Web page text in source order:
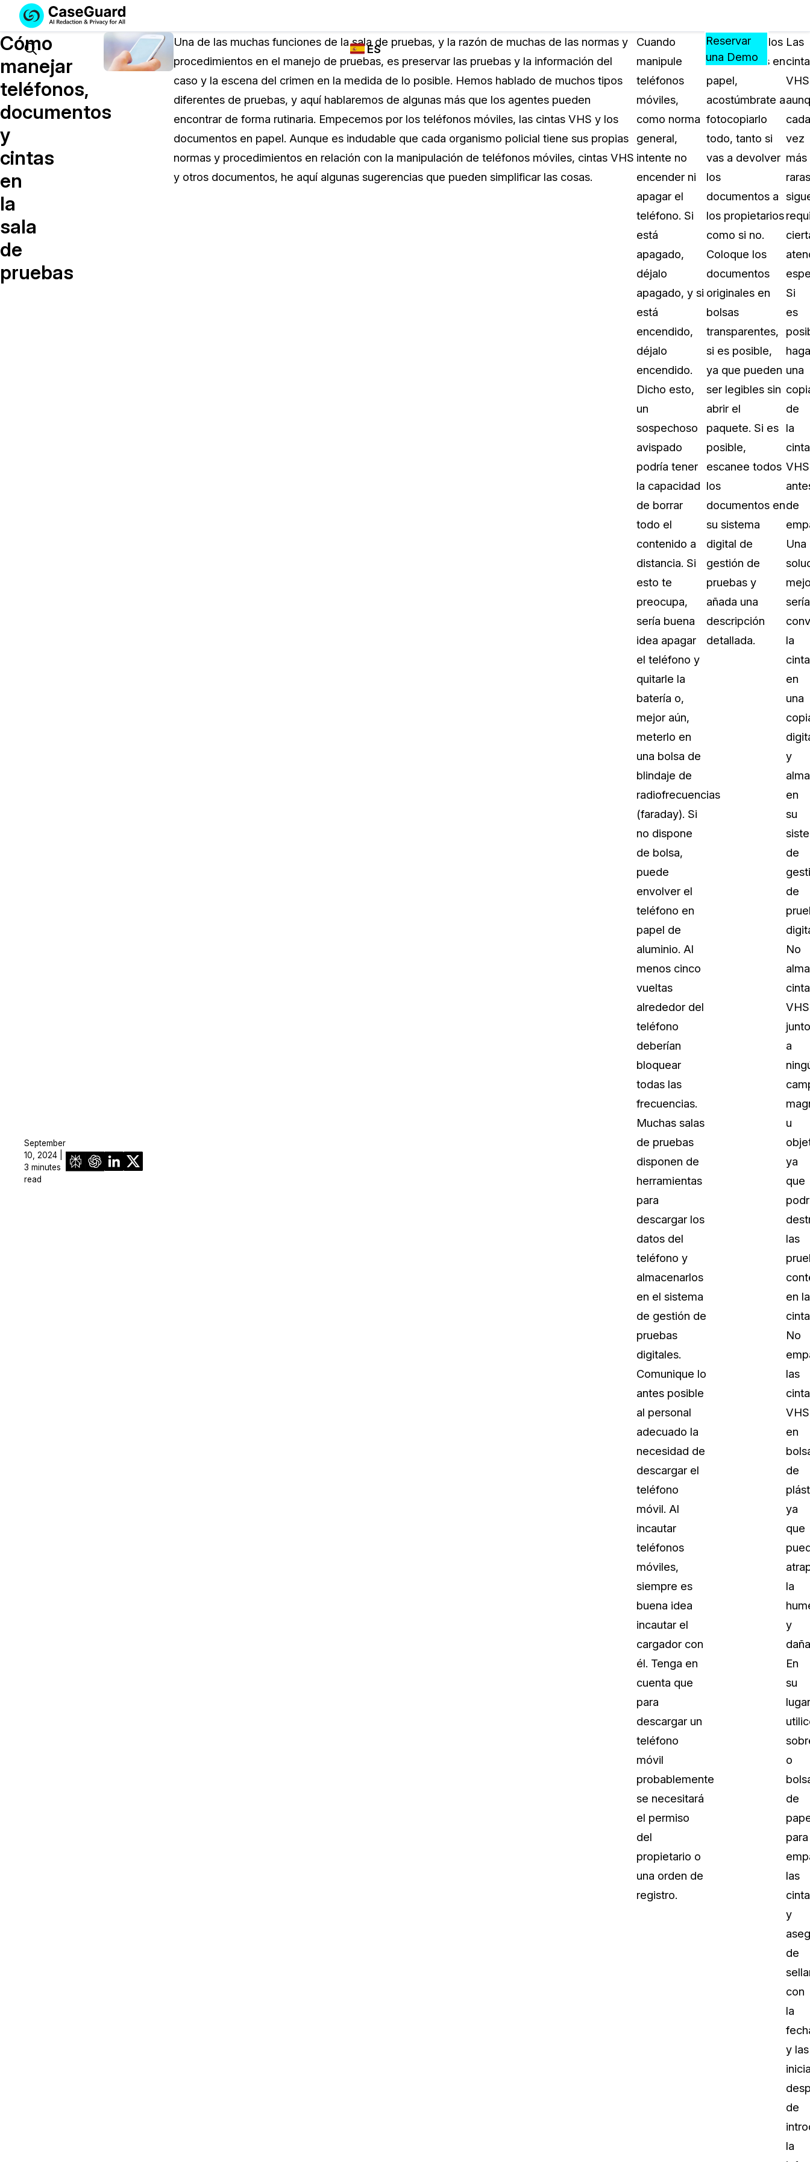
Servicios
SUSCRÍBASE
A
CASEGUARD
Soluciones
FUNCIONES DE
TRANSCRIPCIÓN
Y TRADUCCIÓN
DE CASEGUARD
Redacción de vídeos
de notas y más con un solo clic desde una
cantidad ilimitada de videos
Industrias
¿QUIÉN
CASEGUARD?
Transportación
La Atención Médica
Centros de Atención Telefónica
PreciosRecursos
APRENDA,
CONECTE
Y
CREZCA
CON
Preguntas Frecuentes
CaseGuard
Artículos
Redacte archivos de video con
algoritmo mejorado
Casos Practicos
sus necesidades de redacción
Centro de Ayuda
Obtenga respuestas a sus
CaseGuard
Videoteca
CaseGuard. Práctica nuevas
aprender
Recomendaciones
Historias sobre cómo nuestros
utilizan CaseGuard studio a diario
Sobre nosotros
Más información sobre
Trabaja con nosotros
Únase a nuestro equipo y
construir el futuro de la redacción
Póngase en contacto con nuestro
Eventos
Search
ES
Español
Reservar
una Demo
Cómo
manejar
teléfonos,
documentos
y
cintas
en
la
sala
de
pruebas
September
10, 2024 |
3 minutes
read
Una de las muchas funciones de la sala de pruebas, y la razón de muchas de las normas y
procedimientos en el manejo de pruebas, es preservar las pruebas y la información del
caso y la escena del crimen en la medida de lo posible. Hemos hablado de muchos tipos
diferentes de pruebas, y aquí hablaremos de algunas más que los agentes pueden
encontrar de forma rutinaria. Empecemos por los teléfonos móviles, las cintas VHS y los
documentos en papel. Aunque es indudable que cada organismo policial tiene sus propias
normas y procedimientos en relación con la manipulación de teléfonos móviles, cintas VHS
y otros documentos, he aquí algunas sugerencias que pueden simplificar las cosas.
Cuando
manipule
teléfonos
móviles,
como norma
general,
intente no
encender ni
apagar el
teléfono. Si
está
apagado,
déjalo
apagado, y si
está
encendido,
déjalo
encendido.
Dicho esto,
un
sospechoso
avispado
podría tener
la capacidad
de borrar
todo el
contenido a
distancia. Si
esto te
preocupa,
sería buena
idea apagar
el teléfono y
quitarle la
batería o,
mejor aún,
meterlo en
una bolsa de
blindaje de
radiofrecuencias
(faraday). Si
no dispone
de bolsa,
puede
envolver el
teléfono en
papel de
aluminio. Al
menos cinco
vueltas
alrededor del
teléfono
deberían
bloquear
todas las
frecuencias.
Muchas salas
de pruebas
disponen de
herramientas
para
descargar los
datos del
teléfono y
almacenarlos
en el sistema
de gestión de
pruebas
digitales.
Comunique lo
antes posible
al personal
adecuado la
necesidad de
descargar el
teléfono
móvil. Al
incautar
teléfonos
móviles,
siempre es
buena idea
incautar el
cargador con
él. Tenga en
cuenta que
para
descargar un
teléfono
móvil
probablemente
se necesitará
el permiso
del
propietario o
una orden de
registro.
En cuanto a los
documentos en
papel,
acostúmbrate a
fotocopiarlo
todo, tanto si
vas a devolver
los
documentos a
los propietarios
como si no.
Coloque los
documentos
originales en
bolsas
transparentes,
si es posible,
ya que pueden
ser legibles sin
abrir el
paquete. Si es
posible,
escanee todos
los
documentos en
su sistema
digital de
gestión de
pruebas y
añada una
descripción
detallada.
Las
cada
vez
más
Si
es
haga
una
de
la
cinta
VHS
de
Una
sería
la
cinta
en
una
y
en
su
de
de
No
VHS
junto
a
u
ya
que
las
en la
No
las
VHS
en
de
ya
que
la
y
En
su
o
de
para
las
y
de
con
la
y las
de
la